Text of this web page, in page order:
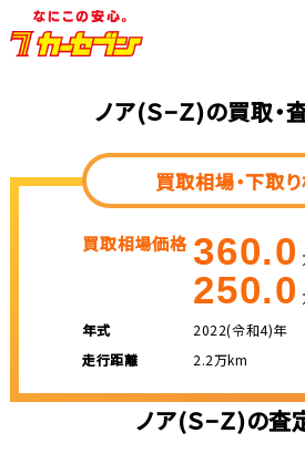
ノア(Ｓ−Ｚ)の買取・
買取相場・下取
買取相場価格 360.0
250.0
年式
2022(令和4)年
走行距離
2.2万km
ノア(Ｓ−Ｚ)の査